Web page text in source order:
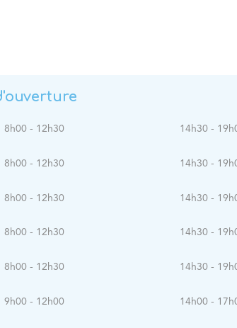
8h00 - 12h30 14h30 -
8h00 - 12h30 14h30 -
8h00 - 12h30 14h30 -
8h00 - 12h30 14h30 -
8h00 - 12h30 14h30 -
9h00 - 12h00 14h00 -